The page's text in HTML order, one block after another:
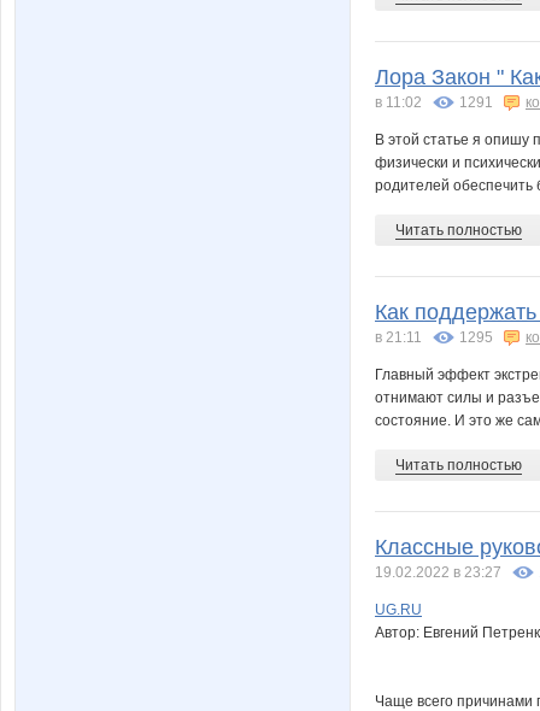
Лора Закон "
в 11:02 1291
В этой статье я опишу
физически и
родителей обеспечить
Читать полностью
Как
в 21:11 1295
Главный эффект
отнимают силы и
состояние. И это же
Читать полностью
Классные
19.02.2022 в 23:27
UG.RU
Автор: Евгений
Чаще всего причинами